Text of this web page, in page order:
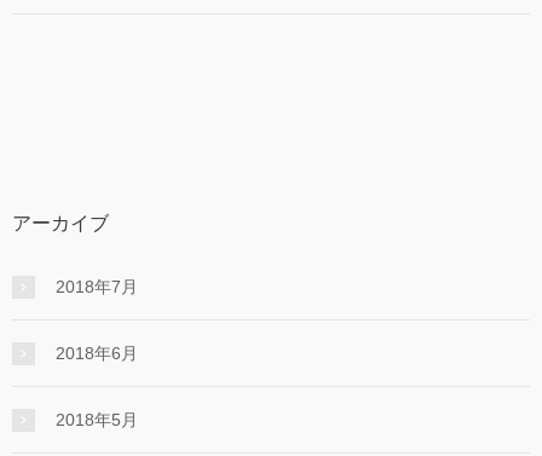
アーカイブ
2018年7月
2018年6月
2018年5月